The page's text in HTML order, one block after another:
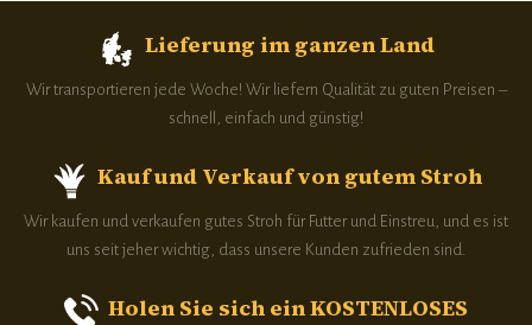
Lieferung im ganzen Land
Wir transportieren jede Woche! Wir liefern Qualität zu guten Preisen –
schnell, einfach und günstig!
Kauf und Verkauf von gutem Stroh
Wir kaufen und verkaufen gutes Stroh für Futter und Einstreu, und es ist
uns seit jeher wichtig, dass unsere Kunden zufrieden sind.
Holen Sie sich ein KOSTENLOSES